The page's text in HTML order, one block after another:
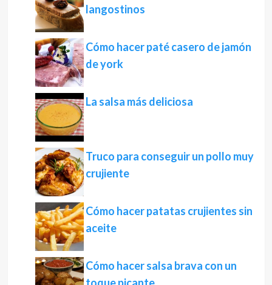
langostinos
Cómo hacer paté casero de jamón
de york
La salsa más deliciosa
Truco para conseguir un pollo muy
crujiente
Cómo hacer patatas crujientes sin
aceite
Cómo hacer salsa brava con un